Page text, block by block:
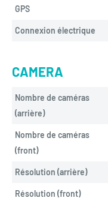
GPS
Connexion électrique
CAMERA
Nombre de caméras
(arrière)
Nombre de caméras
(front)
Résolution (arrière)
Résolution (front)